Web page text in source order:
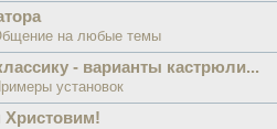
на любые темы
- варианты кастрюли...
установок
Христовим!